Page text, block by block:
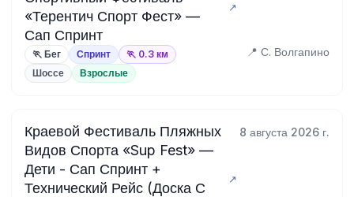
«Терентич Спорт Фест» —
Сап Спринт
🏃 Бег Спринт 🏃 0.3 км 📍 С. Волгапино
Шоссе Взрослые
Краевой Фестиваль Пляжных
Видов Спорта «Sup Fest» —
Дети - Сап Спринт +
Технический Рейс (Доска С
8 августа 2026 г.